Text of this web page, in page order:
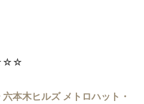
本木ヒルズ メトロハット・